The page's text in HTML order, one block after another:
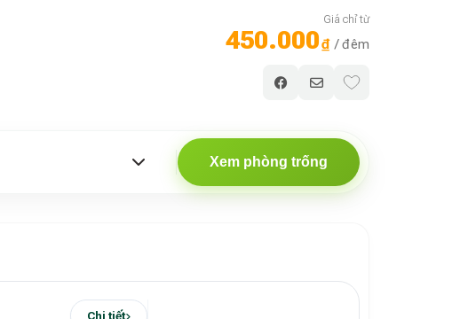
Giá chỉ từ
450.000₫ / đêm
Xem phòng trống
Chi tiết